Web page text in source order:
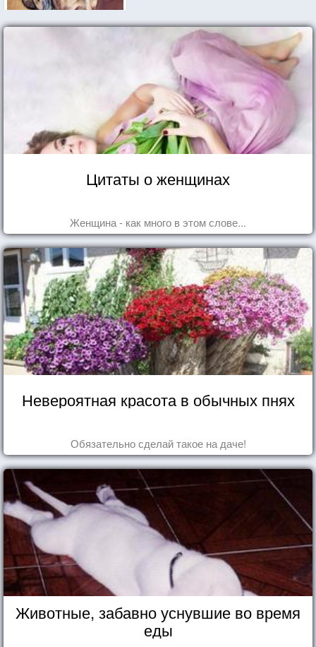
Цитаты о женщинах
Женщина - как много в этом слове...
Невероятная красота в обычных пнях
Обязательно сделай такое на даче!
Животные, забавно уснувшие во время
еды